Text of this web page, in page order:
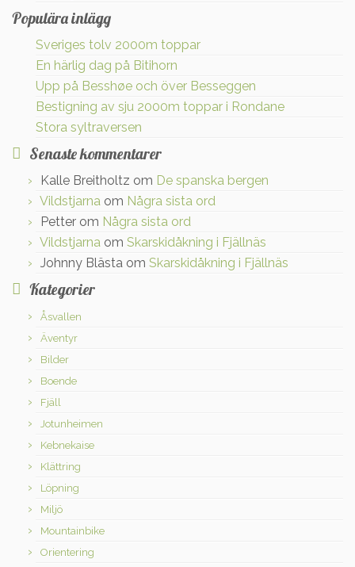
Populära inlägg
Sveriges tolv 2000m toppar
En härlig dag på Bitihorn
Upp på Besshøe och över Besseggen
Bestigning av sju 2000m toppar i Rondane
Stora syltraversen
Senaste kommentarer
Kalle Breitholtz om De spanska bergen
Vildstjarna om Några sista ord
Petter om Några sista ord
Vildstjarna om Skarskidåkning i Fjällnäs
Johnny Blästa om Skarskidåkning i Fjällnäs
Kategorier
Åsvallen
Äventyr
Bilder
Boende
Fjäll
Jotunheimen
Kebnekaise
Klättring
Löpning
Miljö
Mountainbike
Orientering